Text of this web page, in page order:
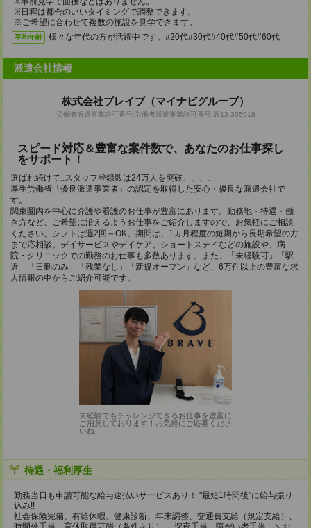
※日程は都合のいいタイミングで調整できます。
※ご希望に合わせて複数の施設を見学できます。
平均年齢 様々な年代の方が活躍中です。#20代#30代#40代#50代#60代
派遣会社情報
株式会社ブレイブ（マイナビグループ）
労働者派遣事業許可番号:労働者派遣事業許可番号:派13-305018
スピード対応＆豊富な案件数で、あなたのお仕事探し
をサポート！
選ばれ続けて..スタッフ登録数は24万人を突破、、、、
厚生労働省「優良派遣事業者」の認定を取得した安心・優良な派遣会社で
す。
関東圏内を中心に介護や看護のお仕事が豊富にあります。勤務地・待遇・働
き方など、ご希望に沿えるようお仕事をご紹介しますので、お気軽にご相談
ください。シフトは週2回～OK。期間は、1ヵ月程度の短期から長期希望の方
まで応相談。デイサービスやデイケア、ショートステイなどの施設や、病
院・クリニックでの勤務のお仕事も多数あります。また、「未経験可」「駅
近」「日勤のみ」「残業なし」「新規オープン」など、6万件以上の豊富な求
人情報の中からご紹介可能です。
未経験でもチャレンジできるお仕事を豊富に
ご用意しております！お気軽にご応募くださ
いね。
待遇・福利厚生
勤務当日も申請可能な給与速払いサービスあり！ "最短1時間後"に給与振り
込み!!
社会保険完備、有給休暇、健康診断、年末調整、交通費支給（規定支給）、